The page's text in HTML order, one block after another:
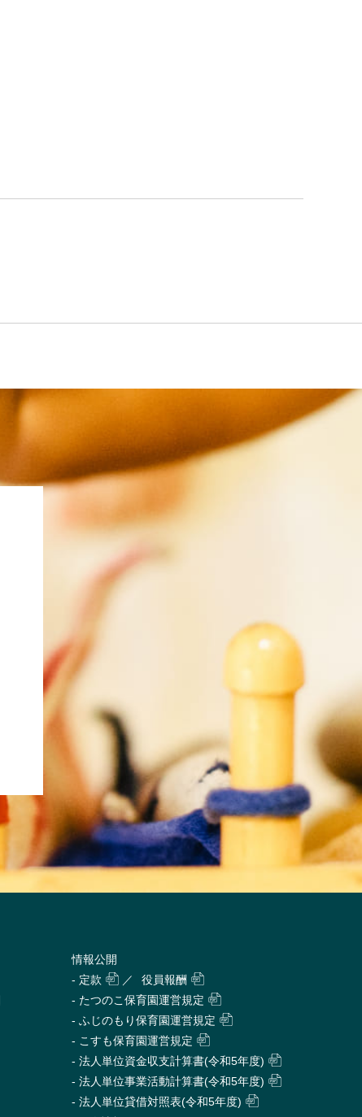
情報公開
- 定款
／
役員報酬
- たつのこ保育園運営規定
- ふじのもり保育園運営規定
- こすも保育園運営規定
- 法人単位資金収支計算書(令和5年度)
- 法人単位事業活動計算書(令和5年度)
- 法人単位貸借対照表(令和5年度)